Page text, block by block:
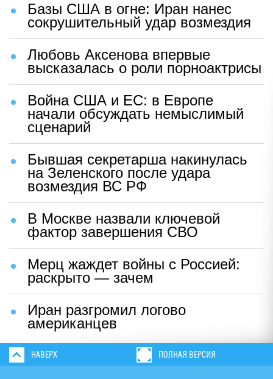
Базы США в огне: Иран нанес
сокрушительный удар возмездия
Любовь Аксенова впервые
высказалась о роли порноактрисы
Война США и ЕС: в Европе
начали обсуждать немыслимый
сценарий
Бывшая секретарша накинулась
на Зеленского после удара
возмездия ВС РФ
В Москве назвали ключевой
фактор завершения СВО
Мерц жаждет войны с Россией:
раскрыто — зачем
Иран разгромил логово
американцев
НАВЕРХ ПОЛНАЯ ВЕРСИЯ